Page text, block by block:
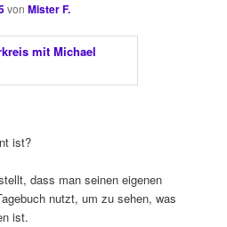
vonMister F.
ist?
dass man seinen eigenen
nutzt, um zu sehen, was
ist.